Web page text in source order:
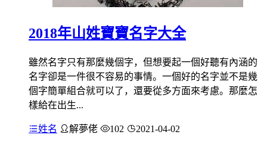
2018年山姓寶寶名字大全
雖然名字只有那麼幾個字，但想要起一個好聽有內涵的
名字卻是一件很不容易的事情。一個好的名字並不是幾
個字簡單組合就可以了，還要從多方面來考慮。那麼怎
樣給在出生...
姓名 解夢佬 102 2021-04-02